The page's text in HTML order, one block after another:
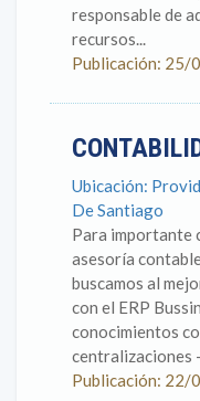
responsable de
recursos...
Publicación:
Ubicación:
De Santiago
Para importante
asesoría
buscamos al
con el ERP
conocimientos
centralizaciones
Publicación: